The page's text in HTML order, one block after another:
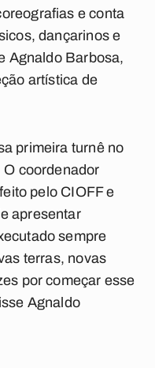
e conta
dançarinos e
Agnaldo Barbosa,
artística de
primeira turnê no
coordenador
pelo CIOFF e
apresentar
sempre
terras, novas
por começar esse
Agnaldo